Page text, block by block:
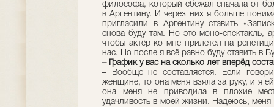
философа, который сбежал сначала от
в Аргентину. И через них я больше
пригласили в Аргентину ставить
снова буду там. Но это моно-спектакль,
чтобы актёр ко мне прилетел на
нас. Но после я всё равно буду ставить в
– График у вас на сколько лет вперёд
– Вообще не составляется. Если
женщине, то она меня взяла за руку, и я
она меня не приводила в плохие
удачливость в моей жизни. Надеюсь,